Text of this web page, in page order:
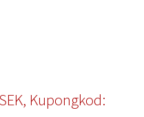
Kupongkod: